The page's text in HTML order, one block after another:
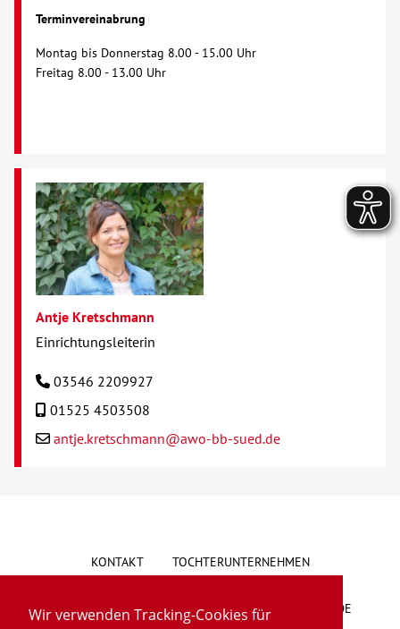
Wir verwenden Tracking-Cookies für
Terminvereinabrung
Montag bis Donnerstag 8.00 - 15.00 Uhr
Freitag 8.00 - 13.00 Uhr
Antje Kretschmann
Einrichtungsleiterin
03546 2209927
01525 4503508
antje.kretschmann@awo-bb-sued.de
KONTAKT TOCHTERUNTERNEHMEN
HINWEISGEBERSYSTEM VORSCHLAG/BESCHWERDE